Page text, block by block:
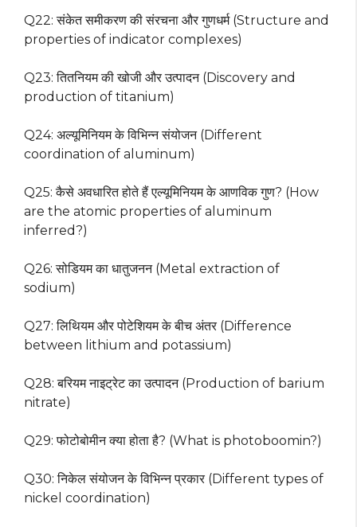
Q22: संकेत समीकरण की संरचना और गुणधर्म (Structure and
properties of indicator complexes)
Q23: तितनियम की खोजी और उत्पादन (Discovery and
production of titanium)
Q24: अल्यूमिनियम के विभिन्न संयोजन (Different
coordination of aluminum)
Q25: कैसे अवधारित होते हैं एल्यूमिनियम के आणविक गुण? (How
are the atomic properties of aluminum
inferred?)
Q26: सोडियम का धातुजनन (Metal extraction of
sodium)
Q27: लिथियम और पोटेशियम के बीच अंतर (Difference
between lithium and potassium)
Q28: बरियम नाइट्रेट का उत्पादन (Production of barium
nitrate)
Q29: फोटोबोमीन क्या होता है? (What is photoboomin?)
Q30: निकेल संयोजन के विभिन्न प्रकार (Different types of
nickel coordination)